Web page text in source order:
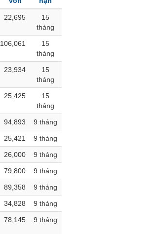
22,695
15
tháng
106,061
15
tháng
23,934
15
tháng
25,425
15
tháng
94,893 9 tháng
25,421 9 tháng
26,000 9 tháng
79,800 9 tháng
89,358 9 tháng
34,828 9 tháng
78,145 9 tháng